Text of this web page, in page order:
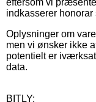
indkasserer
Oplysninger om
men vi ønsker ikke
potentielt er
data.
BITLY: